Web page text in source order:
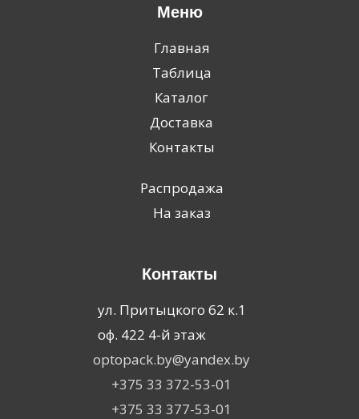
Меню
Главная
Таблица
Каталог
Доставка
Контакты
Распродажа
На заказ
Контакты
ул. Притыцкого 62 к.1
оф. 422 4-й этаж
optopack.by@yandex.by
+375 33 372-53-01
+375 33 377-53-01